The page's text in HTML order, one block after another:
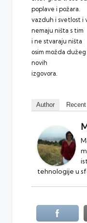
poplave i požara.
vazduh i svetlost i
nemaju ništa s tim
i ne stvaraju ništa
osim možda
novih
izgovora.
Author
tehnologije u